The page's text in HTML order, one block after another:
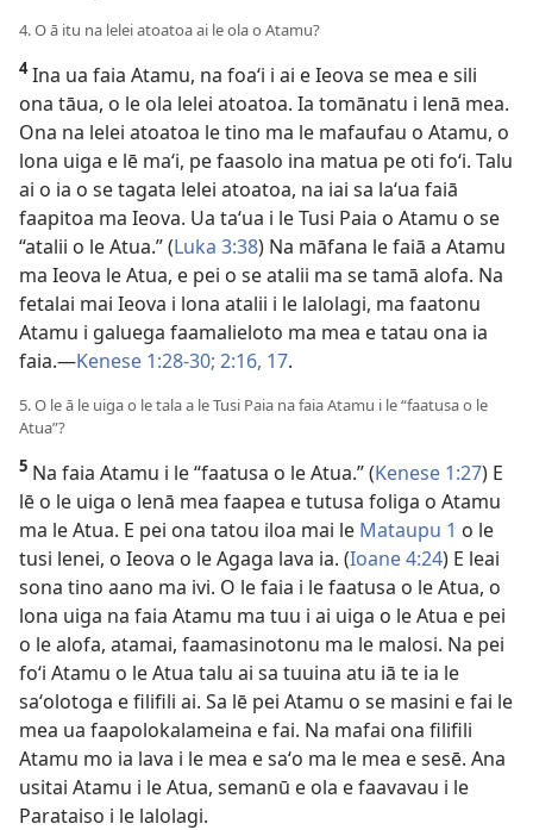
4. O ā itu na lelei atoatoa ai le ola o Atamu?
4Ina ua faia Atamu, na foaʻi i ai e Ieova se mea e sili
ona tāua, o le ola lelei atoatoa. Ia tomānatu i lenā mea.
Ona na lelei atoatoa le tino ma le mafaufau o Atamu, o
lona uiga e lē maʻi, pe faasolo ina matua pe oti foʻi. Talu
ai o ia o se tagata lelei atoatoa, na iai sa laʻua faiā
faapitoa ma Ieova. Ua taʻua i le Tusi Paia o Atamu o se
“atalii o le Atua.” (Luka 3:38) Na māfana le faiā a Atamu
ma Ieova le Atua, e pei o se atalii ma se tamā alofa. Na
fetalai mai Ieova i lona atalii i le lalolagi, ma faatonu
Atamu i galuega faamalieloto ma mea e tatau ona ia
faia.—Kenese 1:28-30; 2:16, 17.
5. O le ā le uiga o le tala a le Tusi Paia na faia Atamu i le “faatusa o le
Atua”?
5 Na faia Atamu i le “faatusa o le Atua.” (Kenese 1:27) E
lē o le uiga o lenā mea faapea e tutusa foliga o Atamu
ma le Atua. E pei ona tatou iloa mai le Mataupu 1 o le
tusi lenei, o Ieova o le Agaga lava ia. (Ioane 4:24) E leai
sona tino aano ma ivi. O le faia i le faatusa o le Atua, o
lona uiga na faia Atamu ma tuu i ai uiga o le Atua e pei
o le alofa, atamai, faamasinotonu ma le malosi. Na pei
foʻi Atamu o le Atua talu ai sa tuuina atu iā te ia le
saʻolotoga e filifili ai. Sa lē pei Atamu o se masini e fai le
mea ua faapolokalameina e fai. Na mafai ona filifili
Atamu mo ia lava i le mea e saʻo ma le mea e sesē. Ana
usitai Atamu i le Atua, semanū e ola e faavavau i le
Parataiso i le lalolagi.